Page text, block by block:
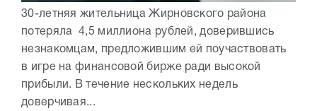
30-летняя жительница Жирновского района
потеряла 4,5 миллиона рублей, доверившись
незнакомцам, предложившим ей поучаствовать
в игре на финансовой бирже ради высокой
прибыли. В течение нескольких недель
доверчивая...